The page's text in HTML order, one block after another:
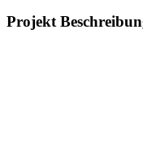
Projekt